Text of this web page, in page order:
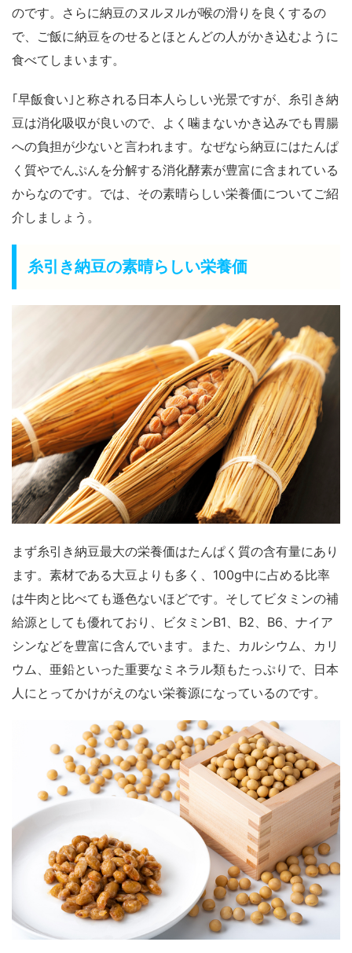
のです。さらに納豆のヌルヌルが喉の滑りを良くするの
で、ご飯に納豆をのせるとほとんどの人がかき込むように
食べてしまいます。
｢早飯食い｣と称される日本人らしい光景ですが、糸引き納
豆は消化吸収が良いので、よく噛まないかき込みでも胃腸
への負担が少ないと言われます。なぜなら納豆にはたんぱ
く質やでんぷんを分解する消化酵素が豊富に含まれている
からなのです。では、その素晴らしい栄養価についてご紹
介しましょう。
糸引き納豆の素晴らしい栄養価
まず糸引き納豆最大の栄養価はたんぱく質の含有量にあり
ます。素材である大豆よりも多く、100g中に占める比率
は牛肉と比べても遜色ないほどです。そしてビタミンの補
給源としても優れており、ビタミンB1、B2、B6、ナイア
シンなどを豊富に含んでいます。また、カルシウム、カリ
ウム、亜鉛といった重要なミネラル類もたっぷりで、日本
人にとってかけがえのない栄養源になっているのです。